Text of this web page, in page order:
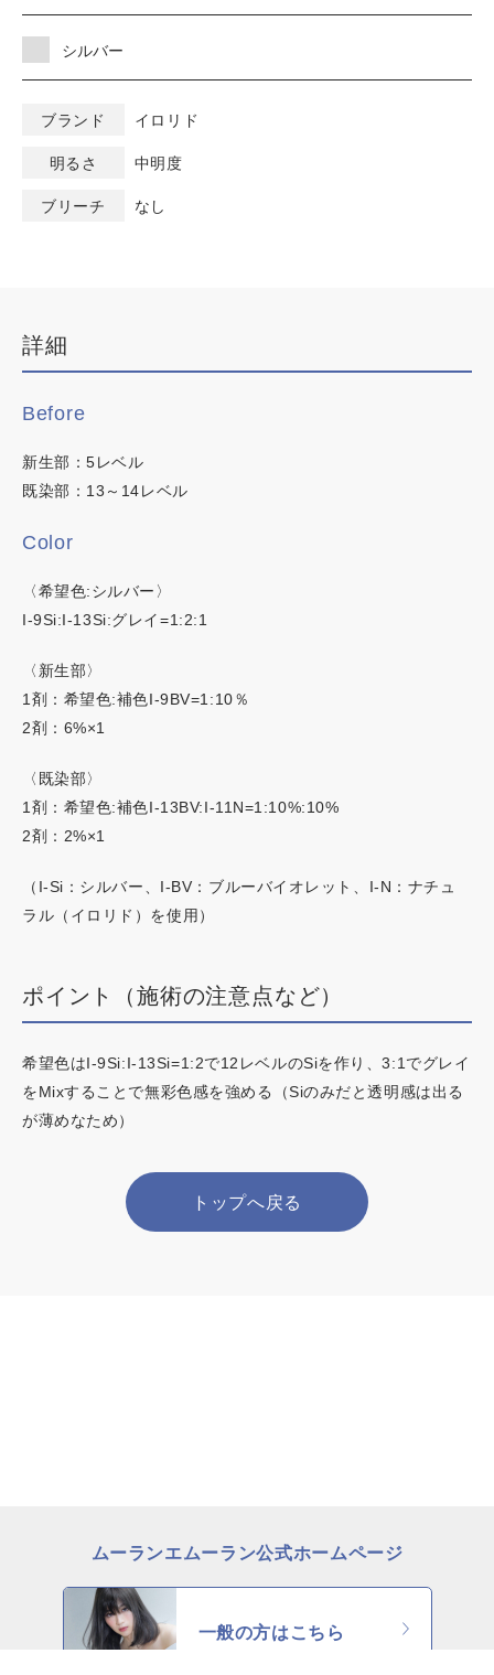
カラーチャート
ヒカリナス
ネイチャーディープカラー
ネイチャーディープスピーディーカラー
KEYWORD キーワード
ノンジアミンカラー
この内容でヘアカラー検索
シルバー
ブランド イロリド
明るさ 中明度
ブリーチ なし
詳細
Before
新生部：5レベル
既染部：13～14レベル
Color
〈希望色:シルバー〉
I-9Si:I-13Si:グレイ=1:2:1
〈新生部〉
1剤：希望色:補色I-9BV=1:10％
2剤：6%×1
〈既染部〉
1剤：希望色:補色I-13BV:I-11N=1:10%:10%
2剤：2%×1
（I-Si：シルバー、I-BV：ブルーバイオレット、I-N：ナチュ
ラル（イロリド）を使用）
ポイント（施術の注意点など）
希望色はI-9Si:I-13Si=1:2で12レベルのSiを作り、3:1でグレイ
をMixすることで無彩色感を強める（Siのみだと透明感は出る
が薄めなため）
トップへ戻る
ムーランエムーラン公式ホームページ
一般の方はこちら